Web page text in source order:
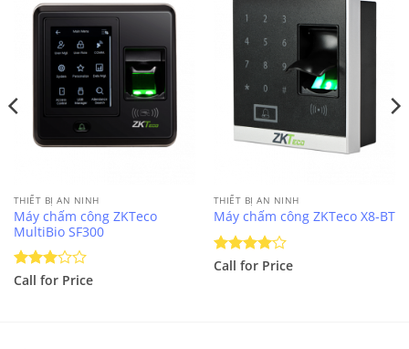
THIẾT BỊ AN NINH
Máy chấm công ZKTeco
MultiBio SF300
Được
Call for Price
THIẾT BỊ AN NINH
Máy chấm công ZKTeco X8-BT
Được
Call for Price